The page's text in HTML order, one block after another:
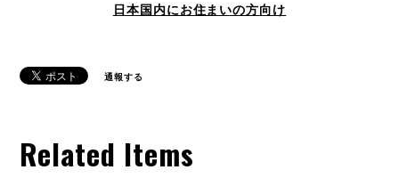
日本国内にお住まいの方向け
通報する
Related Items